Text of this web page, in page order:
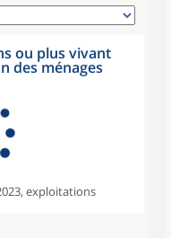
ou plus vivant
des ménages
exploitations